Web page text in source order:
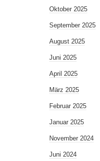
Oktober 2025
September 2025
August 2025
Juni 2025
April 2025
März 2025
Februar 2025
Januar 2025
November 2024
Juni 2024